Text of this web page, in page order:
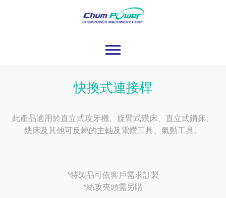
快換式連接桿
此產品適用於直立式攻牙機、旋臂式鑽床、直立式鑽床、
銑床及其他可反轉的主軸及電鑽工具、氣動工具。
*特製品可依客戶需求訂製
*絲攻夾頭需另購